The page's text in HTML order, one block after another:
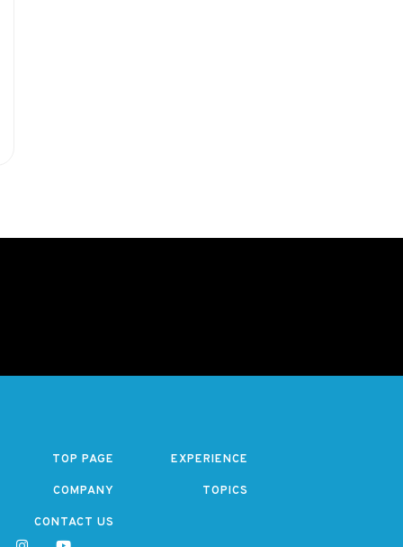
TOP PAGE EXPERIENCE
COMPANY TOPICS
CONTACT US